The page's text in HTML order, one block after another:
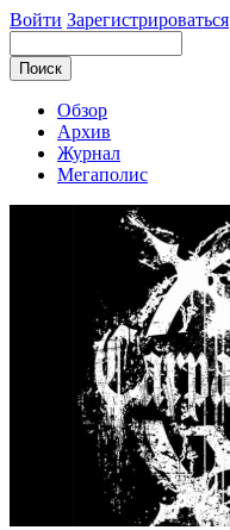
Войти Зарегистрироваться
Обзор
Архив
Журнал
Мегаполис